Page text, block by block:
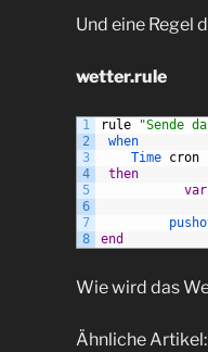
Und eine Regel
wetter.rule
1
2
3
4
5
6
7
8
rule
"Sende
when
Time cron
then
var
end
Wie wird das
Ähnliche Artikel: